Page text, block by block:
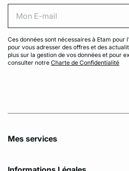
Ces données sont nécessaires à Etam
pour vous adresser des offres et des
plus sur la gestion de vos données et pour
consulter notre Charte de Confidentialité
Mes services